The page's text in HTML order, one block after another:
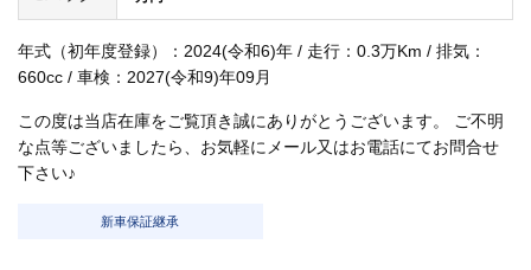
年式（初年度登録）：2024(令和6)年 / 走行：0.3万Km / 排気：
660cc / 車検：2027(令和9)年09月
この度は当店在庫をご覧頂き誠にありがとうございます。 ご不明
な点等ございましたら、お気軽にメール又はお電話にてお問合せ
下さい♪
新車保証継承